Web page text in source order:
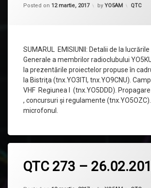
Posted on 12 martie, 2017 by YO5AM Categorii:
QTC
SUMARUL EMISIUNII: Detalii de la
Generale a membrilor radioclubului
la prezentările proiectelor propuse în
la Bistriţa (tnx.YO3ITI, tnx.YO9CNU).
VHF Regiunea I (tnx.YO5DDD).
, concursuri şi regulamente
microfonul.
QTC
QTC 273 –
un
comentariu